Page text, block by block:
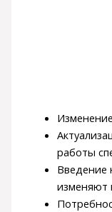
работы
Введение
изменяют